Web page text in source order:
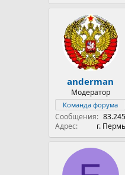
anderman
Модератор
Команда форума
Сообщения
83.245
Адрес
г. Пермь